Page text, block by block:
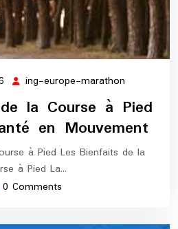
13
février
2026
ing-europe-marathon
europe-
marathon
la Course à Pied
en Mouvement
à Pied Les Bienfaits de la
à Pied La…
0 Comments